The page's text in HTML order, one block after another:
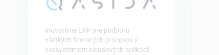
Inovatívne ERP pre podporu
všetkých firemných procesov s
ekosystémom cloudových aplikácií